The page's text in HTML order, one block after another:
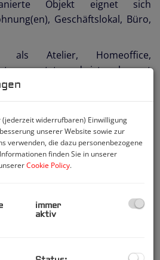
Objekt eignet sich
Geschäftslokal, Büro,
Atelier, Homeoffice,
etc. genutzt und ist sehr gut
sind als Kurzzeitmiete
zu jedem Monatsletzten
zu können, sodass hier
widerrufbaren) Einwilligung
unserer Website sowie zur
verwenden, die dazu personenbezogene
finden Sie in unserer
Cookie Policy.
immer
aktiv